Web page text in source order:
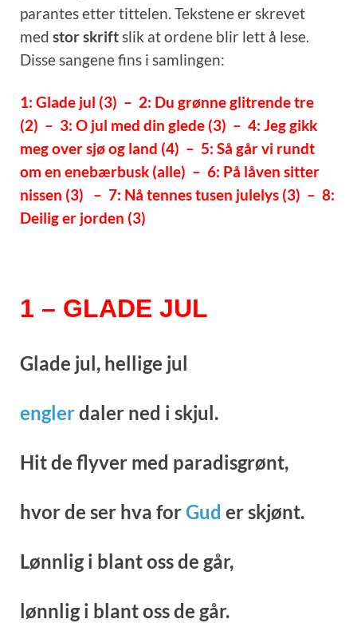
parantes etter tittelen. Tekstene er skrevet
med stor skriftslik at ordene blir lett å lese.
Disse sangene fins i samlingen:
1: Glade jul (3) – 2: Du grønne glitrende tre
(2) – 3: O jul med din glede (3) – 4: Jeg gikk
meg over sjø og land (4) – 5: Så går vi rundt
om en enebærbusk (alle) – 6: På låven sitter
nissen (3) – 7: Nå tennes tusen julelys (3) – 8:
Deilig er jorden (3)
1 – GLADE JUL
Glade jul, hellige jul
englerdaler ned i skjul.
Hit de flyver med paradisgrønt,
hvor de ser hva forGud er skjønt.
Lønnlig i blant oss de går,
lønnlig i blant oss de går.